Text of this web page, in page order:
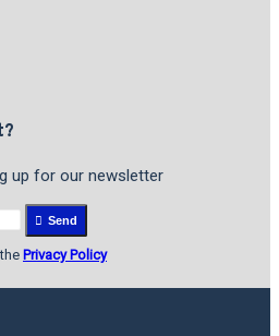
up for our newsletter
Send
Privacy Policy